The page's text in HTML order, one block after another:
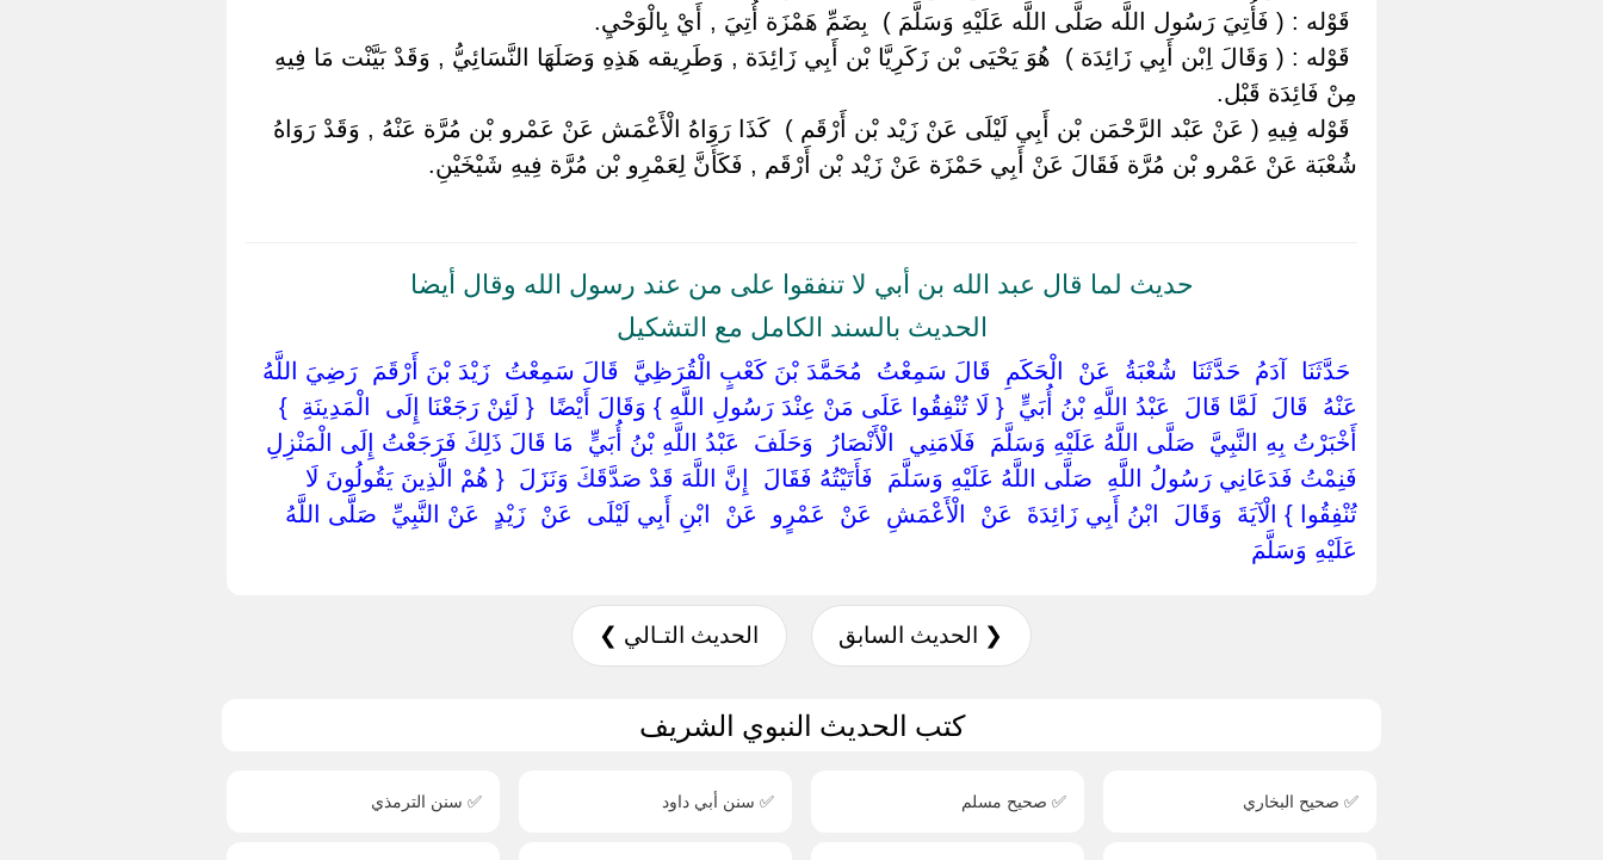
‏ ‏قَوْله : ( فَأُتِيَ رَسُول اللَّه صَلَّى اللَّه عَلَيْهِ وَسَلَّمَ ) ‏ ‏بِضَمِّ هَمْزَة أُتِيَ , أَيْ بِالْوَحْيِ.
‏ ‏قَوْله : ( وَقَالَ اِبْن أَبِي زَائِدَة ) ‏ ‏هُوَ يَحْيَى بْن زَكَرِيَّا بْن أَبِي زَائِدَة , وَطَرِيقه هَذِهِ وَصَلَهَا النَّسَائِيُّ , وَقَدْ بَيَّنْت مَا فِيهِ
مِنْ فَائِدَة قَبْل.
‏ ‏قَوْله فِيهِ ( عَنْ عَبْد الرَّحْمَن بْن أَبِي لَيْلَى عَنْ زَيْد بْن أَرْقَم ) ‏ ‏كَذَا رَوَاهُ الْأَعْمَش عَنْ عَمْرو بْن مُرَّة عَنْهُ , وَقَدْ رَوَاهُ
شُعْبَة عَنْ عَمْرو بْن مُرَّة فَقَالَ عَنْ أَبِي حَمْزَة عَنْ زَيْد بْن أَرْقَم , فَكَأَنَّ لِعَمْرِو بْن مُرَّة فِيهِ شَيْخَيْنِ.
حديث لما قال عبد الله بن أبي لا تنفقوا على من عند رسول الله وقال أيضا
الحديث بالسند الكامل مع التشكيل
‏ ‏حَدَّثَنَا ‏ ‏آدَمُ ‏ ‏حَدَّثَنَا ‏ ‏شُعْبَةُ ‏ ‏عَنْ ‏ ‏الْحَكَمِ ‏ ‏قَالَ سَمِعْتُ ‏ ‏مُحَمَّدَ بْنَ كَعْبٍ الْقُرَظِيَّ ‏ ‏قَالَ سَمِعْتُ ‏ ‏زَيْدَ بْنَ أَرْقَمَ ‏ ‏رَضِيَ اللَّهُ
عَنْهُ ‏ ‏قَالَ ‏ ‏لَمَّا قَالَ ‏ ‏عَبْدُ اللَّهِ بْنُ أُبَيٍّ ‏ { ‏لَا تُنْفِقُوا عَلَى مَنْ عِنْدَ رَسُولِ اللَّهِ ‏} ‏وَقَالَ أَيْضًا ‏ { ‏لَئِنْ رَجَعْنَا إِلَى ‏ ‏الْمَدِينَةِ ‏ }
‏أَخْبَرْتُ بِهِ النَّبِيَّ ‏ ‏صَلَّى اللَّهُ عَلَيْهِ وَسَلَّمَ ‏ ‏فَلَامَنِي ‏ ‏الْأَنْصَارُ ‏ ‏وَحَلَفَ ‏ ‏عَبْدُ اللَّهِ بْنُ أُبَيٍّ ‏ ‏مَا قَالَ ذَلِكَ فَرَجَعْتُ إِلَى الْمَنْزِلِ
فَنِمْتُ فَدَعَانِي رَسُولُ اللَّهِ ‏ ‏صَلَّى اللَّهُ عَلَيْهِ وَسَلَّمَ ‏ ‏فَأَتَيْتُهُ فَقَالَ ‏ ‏إِنَّ اللَّهَ قَدْ صَدَّقَكَ وَنَزَلَ ‏ { ‏هُمْ الَّذِينَ يَقُولُونَ لَا
تُنْفِقُوا ‏} ‏الْآيَةَ ‏ ‏وَقَالَ ‏ ‏ابْنُ أَبِي زَائِدَةَ ‏ ‏عَنْ ‏ ‏الْأَعْمَشِ ‏ ‏عَنْ ‏ ‏عَمْرٍو ‏ ‏عَنْ ‏ ‏ابْنِ أَبِي لَيْلَى ‏ ‏عَنْ ‏ ‏زَيْدٍ ‏ ‏عَنْ النَّبِيِّ ‏ ‏صَلَّى اللَّهُ
عَلَيْهِ وَسَلَّمَ ‏
❮ الحديث السابق الحديث التـالي ❯
كتب الحديث النبوي الشريف
✅ صحيح البخاري ✅ صحيح مسلم ✅ سنن أبي داود ✅ سنن الترمذي